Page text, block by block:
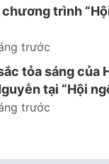
trình
trước
tỏa sáng của
tại “Hội
trước